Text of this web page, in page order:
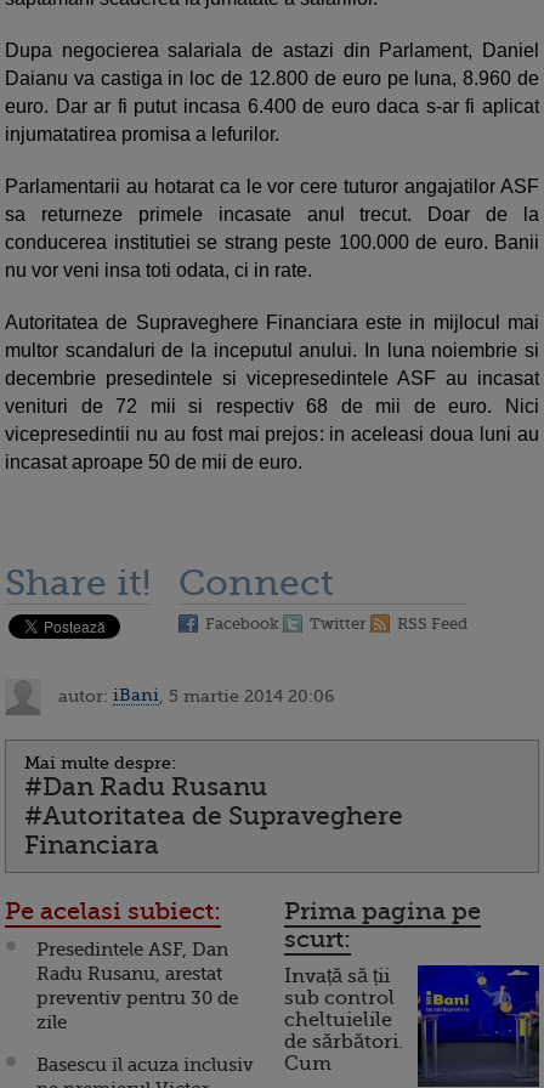
Dupa negocierea salariala de astazi din Parlament, Daniel
Daianu va castiga in loc de 12.800 de euro pe luna, 8.960 de
euro. Dar ar fi putut incasa 6.400 de euro daca s-ar fi aplicat
injumatatirea promisa a lefurilor.
Parlamentarii au hotarat ca le vor cere tuturor angajatilor ASF
sa returneze primele incasate anul trecut. Doar de la
conducerea institutiei se strang peste 100.000 de euro. Banii
nu vor veni insa toti odata, ci in rate.
Autoritatea de Supraveghere Financiara este in mijlocul mai
multor scandaluri de la inceputul anului. In luna noiembrie si
decembrie presedintele si vicepresedintele ASF au incasat
venituri de 72 mii si respectiv 68 de mii de euro. Nici
vicepresedintii nu au fost mai prejos: in aceleasi doua luni au
incasat aproape 50 de mii de euro.
Share it! Connect
Facebook Twitter RSS Feed
autor: iBani , 5 martie 2014 20:06
Mai multe despre:
#Dan Radu Rusanu
#Autoritatea de Supraveghere
Financiara
Pe acelasi subiect:
Presedintele ASF, Dan
Radu Rusanu, arestat
preventiv pentru 30 de
zile
Basescu il acuza inclusiv
Prima pagina pe
scurt:
Invață să ții
sub control
cheltuielile
de sărbători.
Cum